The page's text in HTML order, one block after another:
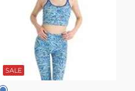
ッ
ト
SALE